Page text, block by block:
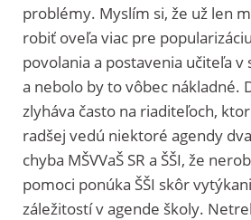
problémy. Myslím si, že už len
robiť oveľa viac pre
povolania a postavenia učiteľa v
a nebolo by to vôbec nákladné.
zlyháva často na riaditeľoch,
radšej vedú niektoré agendy
chyba MŠVVaŠ SR a ŠŠI, že
pomoci ponúka ŠŠI skôr
záležitostí v agende školy.